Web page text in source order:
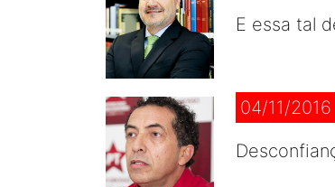
E essa tal
04/11/2016